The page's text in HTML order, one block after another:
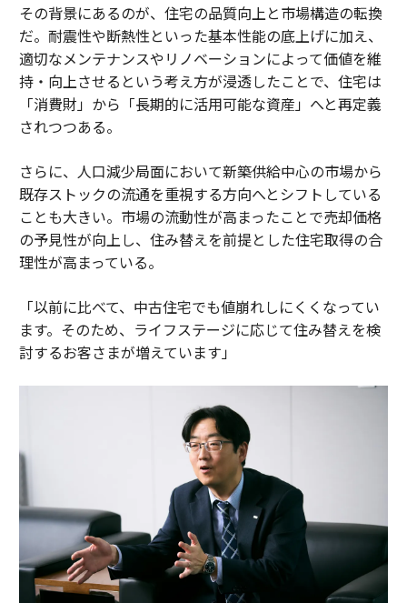
その背景にあるのが、住宅の品質向上と市場構造の転換
だ。耐震性や断熱性といった基本性能の底上げに加え、
適切なメンテナンスやリノベーションによって価値を維
持・向上させるという考え方が浸透したことで、住宅は
「消費財」から「長期的に活用可能な資産」へと再定義
されつつある。
さらに、人口減少局面において新築供給中心の市場から
既存ストックの流通を重視する方向へとシフトしている
ことも大きい。市場の流動性が高まったことで売却価格
の予見性が向上し、住み替えを前提とした住宅取得の合
理性が高まっている。
「以前に比べて、中古住宅でも値崩れしにくくなってい
ます。そのため、ライフステージに応じて住み替えを検
討するお客さまが増えています」